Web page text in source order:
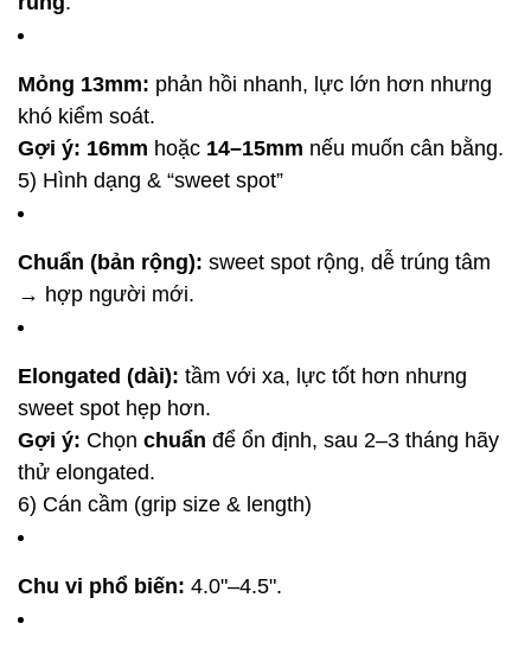
Mỏng 13mm: phản hồi nhanh, lực lớn hơn nhưng
khó kiểm soát.
Gợi ý: 16mm hoặc 14–15mm nếu muốn cân bằng.
5) Hình dạng & “sweet spot”
Chuẩn (bản rộng): sweet spot rộng, dễ trúng tâm
→ hợp người mới.
Elongated (dài): tầm với xa, lực tốt hơn nhưng
sweet spot hẹp hơn.
Gợi ý: Chọn chuẩn để ổn định, sau 2–3 tháng hãy
thử elongated.
6) Cán cầm (grip size & length)
Chu vi phổ biến: 4.0"–4.5".